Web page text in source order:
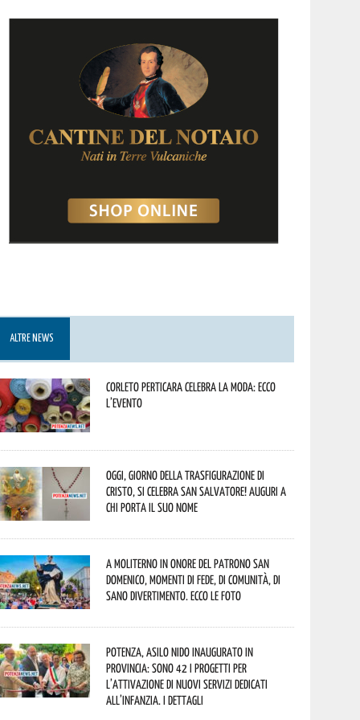
ALTRE NEWS
Corleto Perticara celebra la moda: ecco
l’evento
Oggi, giorno della Trasfigurazione di
Cristo, si celebra San Salvatore! Auguri a
chi porta il suo nome
A Moliterno in onore del Patrono San
Domenico, momenti di fede, di comunità, di
sano divertimento. Ecco le foto
Potenza, asilo nido inaugurato in
provincia: sono 42 i progetti per
l’attivazione di nuovi servizi dedicati
all’infanzia. I dettagli